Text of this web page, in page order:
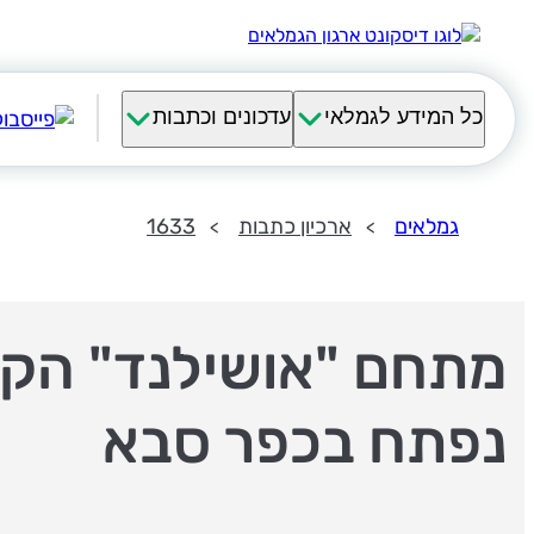
כל המידע לגמלאי עדכונים וכתבות
גמלאים ארכיון כתבות 1633
מתחם "אושילנד"
נפתח בכפר סבא